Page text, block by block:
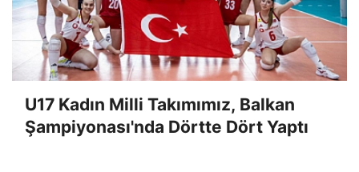
U17 Kadın Milli Takımımız, Balkan
Şampiyonası'nda Dörtte Dört Yaptı